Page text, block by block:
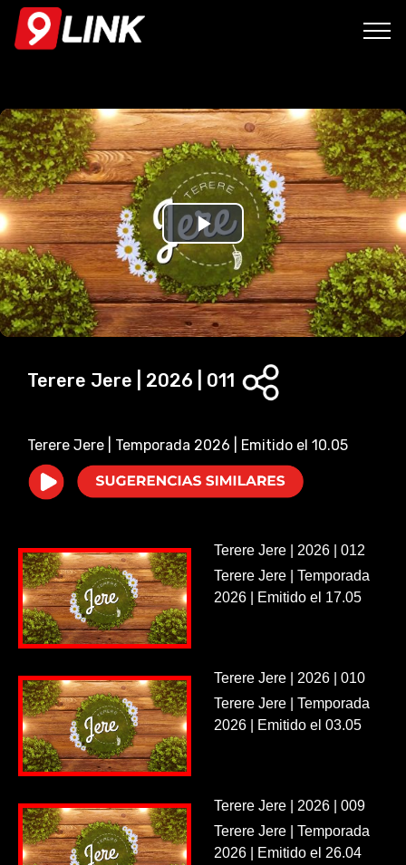
P
l
a
i
d
o
Terere Jere | 2026 | 011
Terere Jere | Temporada 2026 | Emitido el 10.05
Terere Jere | 2026 | 012
Terere Jere | Temporada
2026 | Emitido el 17.05
Terere Jere | 2026 | 010
Terere Jere | Temporada
2026 | Emitido el 03.05
Terere Jere | 2026 | 009
Terere Jere | Temporada
2026 | Emitido el 26.04